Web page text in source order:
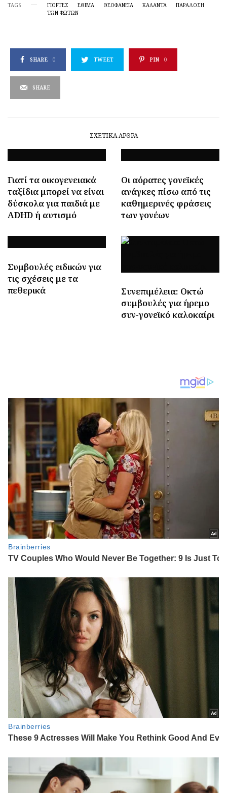
TAGS ΓΙΟΡΤΈΣ ΕΘΙΜΑ ΘΕΟΦΆΝΕΙΑ ΚΆΛΑΝΤΑ
ΠΑΡΆΔΟΣΗ
ΤΩΝ ΦΏΤΩΝ
SHARE 0 TWEET PIN 0
SHARE
ΣΧΕΤΙΚΆ ΆΡΘΡΑ
Γιατί τα οικογενειακά
ταξίδια μπορεί να είναι
δύσκολα για παιδιά με
ADHD ή αυτισμό
Οι αόρατες γονεϊκές
ανάγκες πίσω από τις
καθημερινές φράσεις
των γονέων
Συμβουλές ειδικών για
τις σχέσεις με τα
πεθερικά
Συνεπιμέλεια: Οκτώ
συμβουλές για ήρεμο
συν-γονεϊκό καλοκαίρι